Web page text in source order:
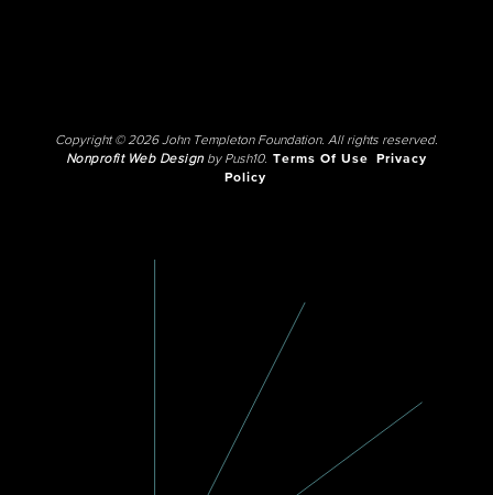
Copyright © 2026 John Templeton Foundation. All rights reserved.
Nonprofit Web Designby Push10. Terms Of Use
Privacy
Policy